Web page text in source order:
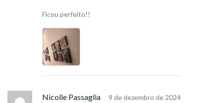
Ficou perfeito!!
Nicolle Passaglia 9 de dezembro de 2024